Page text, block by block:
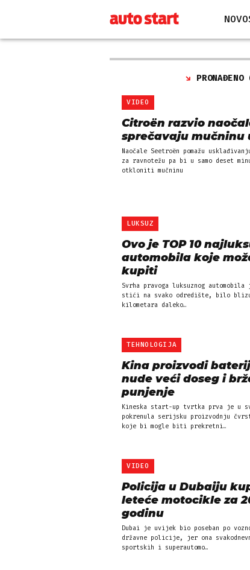
VIDEO
Citroën razvio
sprečavaju mučninu
Naočale Seetroën pomažu
za ravnotežu pa bi u samo deset
otkloniti mučninu
LUKSUZ
Ovo je TOP 10
automobila koje
kupiti
Svrha pravoga luksuznog automobila
stići na svako odredište, bilo
kilometara daleko…
TEHNOLOGIJA
Kina proizvodi
nude veći doseg i
punjenje
Kineska start-up tvrtka prva je u
pokrenula serijsku proizvodnju
koje bi mogle biti prekretni…
VIDEO
Policija u Dubaiju
leteće motocikle za
godinu
Dubai je uvijek bio poseban po
državne policije, jer ona
sportskih i superautomo…